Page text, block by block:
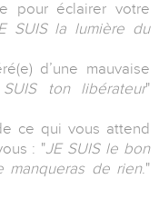
pour éclairer votre
SUIS la lumière du
d’une mauvaise
ton libérateur"
ce qui vous attend
: "JE SUIS le bon
manqueras de rien."